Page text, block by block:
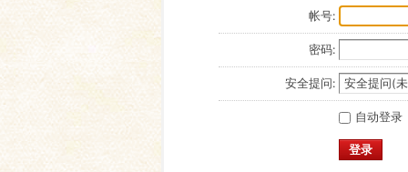
帐号:
密码:
安全提问:
自动登录
登录